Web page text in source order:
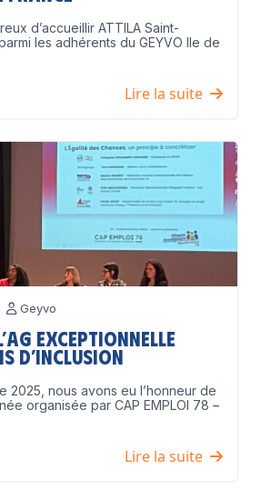
d’accueillir ATTILA Saint-
les adhérents du GEYVO Ile de
Lire la suite
Geyvo
exceptionnelle
d’inclusion
2025, nous avons eu l’honneur de
organisée par CAP EMPLOI 78 –
Lire la suite